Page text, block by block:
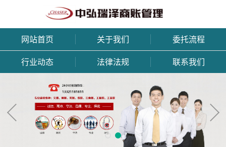
网站首页 关于我们 委托流程
行业动态 法律法规 联系我们